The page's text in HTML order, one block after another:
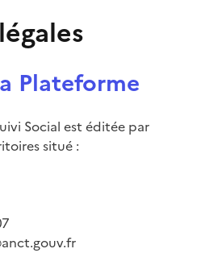
Plateforme
Social est éditée par
situé :